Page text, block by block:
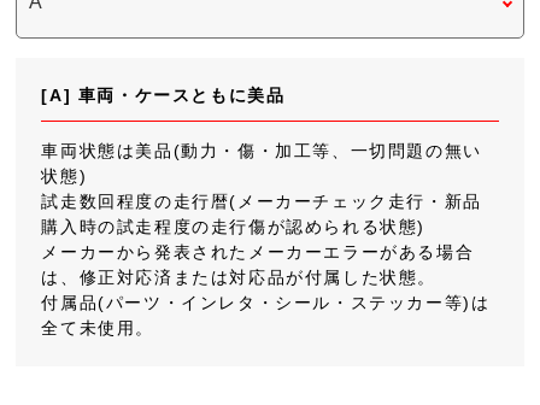
[A] 車両・ケースともに美品
車両状態は美品(動力・傷・加工等、一切問題の無い
状態)
試走数回程度の走行暦(メーカーチェック走行・新品
購入時の試走程度の走行傷が認められる状態)
メーカーから発表されたメーカーエラーがある場合
は、修正対応済または対応品が付属した状態。
付属品(パーツ・インレタ・シール・ステッカー等)は
全て未使用。